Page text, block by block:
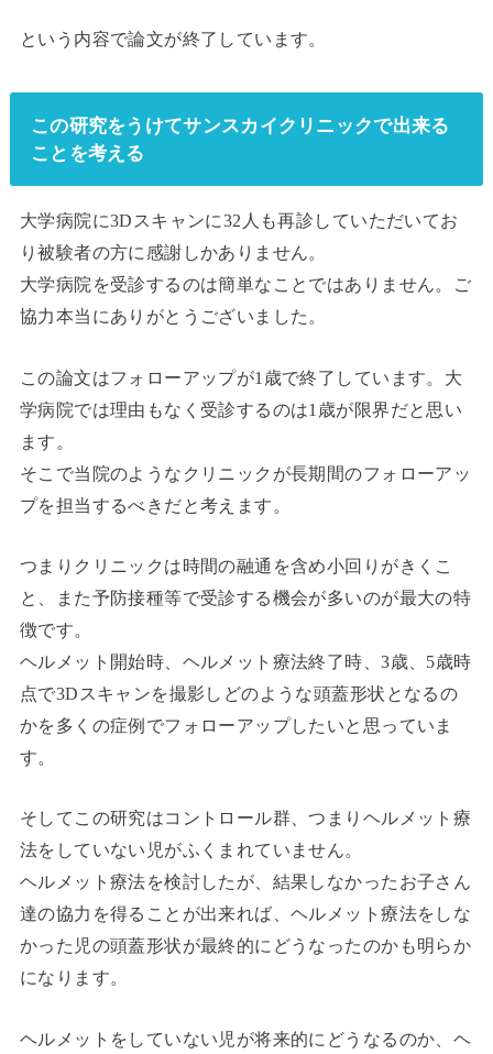
という内容で論文が終了しています。
この研究をうけてサンスカイクリニックで出来る
ことを考える
大学病院に3Dスキャンに32人も再診していただいてお
り被験者の方に感謝しかありません。
大学病院を受診するのは簡単なことではありません。ご
協力本当にありがとうございました。
この論文はフォローアップが1歳で終了しています。大
学病院では理由もなく受診するのは1歳が限界だと思い
ます。
そこで当院のようなクリニックが長期間のフォローアッ
プを担当するべきだと考えます。
つまりクリニックは時間の融通を含め小回りがきくこ
と、また予防接種等で受診する機会が多いのが最大の特
徴です。
ヘルメット開始時、ヘルメット療法終了時、3歳、5歳時
点で3Dスキャンを撮影しどのような頭蓋形状となるの
かを多くの症例でフォローアップしたいと思っていま
す。
そしてこの研究はコントロール群、つまりヘルメット療
法をしていない児がふくまれていません。
ヘルメット療法を検討したが、結果しなかったお子さん
達の協力を得ることが出来れば、ヘルメット療法をしな
かった児の頭蓋形状が最終的にどうなったのかも明らか
になります。
ヘルメットをしていない児が将来的にどうなるのか、ヘ